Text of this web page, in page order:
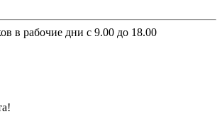
в рабочие дни с 9.00 до 18.00